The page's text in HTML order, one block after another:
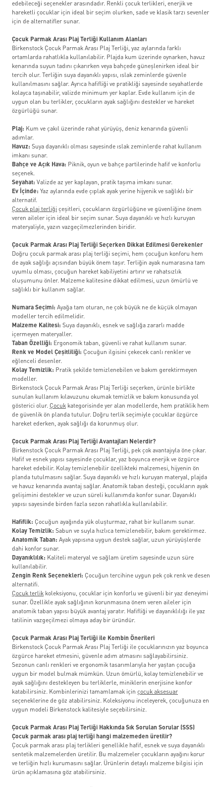
edebileceği seçenekler arasındadır. Renkli çocuk terlikleri, enerjik ve
hareketli çocuklar için ideal bir seçim olurken, sade ve klasik tarzı sevenler
için de alternatifler sunar.
Çocuk Parmak Arası Plaj Terliği Kullanım Alanları
Birkenstock Çocuk Parmak Arası Plaj Terliği, yaz aylarında farklı
ortamlarda rahatlıkla kullanılabilir. Plajda kum üzerinde oynarken, havuz
kenarında suyun tadını çıkarırken veya bahçede güneşlenirken ideal bir
tercih olur. Terliğin suya dayanıklı yapısı, ıslak zeminlerde güvenle
kullanılmasını sağlar. Ayrıca hafifliği ve pratikliği sayesinde seyahatlerde
kolayca taşınabilir, valizde minimum yer kaplar. Evde kullanım için de
uygun olan bu terlikler, çocukların ayak sağlığını destekler ve hareket
özgürlüğü sunar.
Plaj: Kum ve çakıl üzerinde rahat yürüyüş, deniz kenarında güvenli
adımlar.
Havuz: Suya dayanıklı olması sayesinde ıslak zeminlerde rahat kullanım
imkanı sunar.
Bahçe ve Açık Hava: Piknik, oyun ve bahçe partilerinde hafif ve konforlu
seçenek.
Seyahat: Valizde az yer kaplayan, pratik taşıma imkanı sunar.
Ev İçinde: Yaz aylarında evde çıplak ayak yerine hijyenik ve sağlıklı bir
alternatif.
Çocuk plaj terliği çeşitleri, çocukların özgürlüğüne ve güvenliğine önem
veren aileler için ideal bir seçim sunar. Suya dayanıklı ve hızlı kuruyan
materyaliyle, yazın vazgeçilmezlerinden biridir.
Çocuk Parmak Arası Plaj Terliği Seçerken Dikkat Edilmesi Gerekenler
Doğru çocuk parmak arası plaj terliği seçimi, hem çocuğun konforu hem
de ayak sağlığı açısından büyük önem taşır. Terliğin ayak numarasına tam
uyumlu olması, çocuğun hareket kabiliyetini artırır ve rahatsızlık
oluşumunu önler. Malzeme kalitesine dikkat edilmesi, uzun ömürlü ve
sağlıklı bir kullanım sağlar.
Numara Seçimi: Ayağa tam oturan, ne çok büyük ne de küçük olmayan
modeller tercih edilmelidir.
Malzeme Kalitesi: Suya dayanıklı, esnek ve sağlığa zararlı madde
içermeyen materyaller.
Taban Özelliği: Ergonomik taban, güvenli ve rahat kullanım sunar.
Renk ve Model Çeşitliliği: Çocuğun ilgisini çekecek canlı renkler ve
eğlenceli desenler.
Kolay Temizlik: Pratik şekilde temizlenebilen ve bakım gerektirmeyen
modeller.
Birkenstock Çocuk Parmak Arası Plaj Terliği seçerken, ürünle birlikte
sunulan kullanım kılavuzunu okumak temizlik ve bakım konusunda yol
gösterici olur. Çocuk kategorisinde yer alan modellerde, hem pratiklik hem
de güvenlik ön planda tutulur. Doğru terlik seçimiyle çocuklar özgürce
hareket ederken, ayak sağlığı da korunmuş olur.
Çocuk Parmak Arası Plaj Terliği Avantajları Nelerdir?
Birkenstock Çocuk Parmak Arası Plaj Terliği, pek çok avantajıyla öne çıkar.
Hafif ve esnek yapısı sayesinde çocuklar, yaz boyunca enerjik ve özgürce
hareket edebilir. Kolay temizlenebilir özellikteki malzemesi, hijyenin ön
planda tutulmasını sağlar. Suya dayanıklı ve hızlı kuruyan materyal, plajda
ve havuz kenarında avantaj sağlar. Anatomik taban desteği, çocukların ayak
gelişimini destekler ve uzun süreli kullanımda konfor sunar. Dayanıklı
yapısı sayesinde birden fazla sezon rahatlıkla kullanılabilir.
Hafiflik: Çocuğun ayağında yük oluşturmaz, rahat bir kullanım sunar.
Kolay Temizlik: Sabun ve suyla hızlıca temizlenebilir, bakım gerektirmez.
Anatomik Taban: Ayak yapısına uygun destek sağlar, uzun yürüyüşlerde
dahi konfor sunar.
Dayanıklılık: Kaliteli materyal ve sağlam üretim sayesinde uzun süre
kullanılabilir.
Zengin Renk Seçenekleri: Çocuğun tercihine uygun pek çok renk ve desen
alternatifi.
Çocuk terlik koleksiyonu, çocuklar için konforlu ve güvenli bir yaz deneyimi
sunar. Özellikle ayak sağlığının korunmasına önem veren aileler için
anatomik taban yapısı büyük avantaj yaratır. Hafifliği ve dayanıklılığı ile yaz
tatilinin vazgeçilmezi olmaya aday bir üründür.
Çocuk Parmak Arası Plaj Terliği ile Kombin Önerileri
Birkenstock Çocuk Parmak Arası Plaj Terliği ile çocuklarınızın yaz boyunca
özgürce hareket etmesini, güvenle adım atmasını sağlayabilirsiniz.
Sezonun canlı renkleri ve ergonomik tasarımlarıyla her yaştan çocuğa
uygun bir model bulmak mümkün. Uzun ömürlü, kolay temizlenebilir ve
ayak sağlığını destekleyen bu terliklerle, miniklerin enerjisine konfor
katabilirsiniz. Kombinlerinizi tamamlamak için çocuk aksesuar
seçeneklerine de göz atabilirsiniz. Koleksiyonu inceleyerek, çocuğunuza en
uygun modeli Birkenstock kalitesiyle seçebilirsiniz.
Çocuk Parmak Arası Plaj Terliği Hakkında Sık Sorulan Sorular (SSS)
Çocuk parmak arası plaj terliği hangi malzemeden üretilir?
Çocuk parmak arası plaj terlikleri genellikle hafif, esnek ve suya dayanıklı
sentetik malzemelerden üretilir. Bu malzemeler çocukların ayağını korur
ve terliğin hızlı kurumasını sağlar. Ürünlerin detaylı malzeme bilgisi için
ürün açıklamasına göz atabilirsiniz.